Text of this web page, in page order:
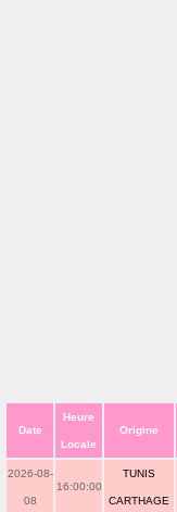
Date
Heure
Locale
Origine
2026-08-
08
16:00:00
TUNIS
CARTHAGE